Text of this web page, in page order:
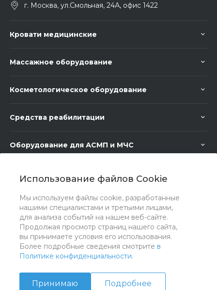
Использование файлов Cookie
Мы используем файлы cookie, разработанные
нашими специалистами и третьими лицами,
для анализа событий на нашем веб-сайте.
Продолжая просмотр страниц нашего сайта,
вы принимаете условия его использования.
Более подробные сведения смотрите в
Политике конфиденциальности.
Принимаю Подробнее
г. Москва, ул.Смольная, 24А, офис 1422
Кровати медицинские
Массажное оборудование
Косметологическое оборудование
Средства реабилитации
Оборудование для АСМП и МЧС
Медицинская мебель